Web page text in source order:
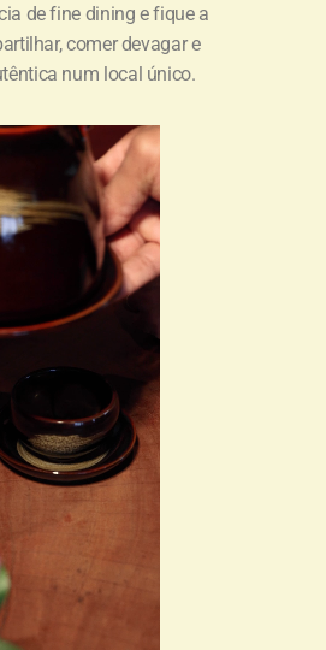
de fine dining e fique a
comer devagar e
num local único.